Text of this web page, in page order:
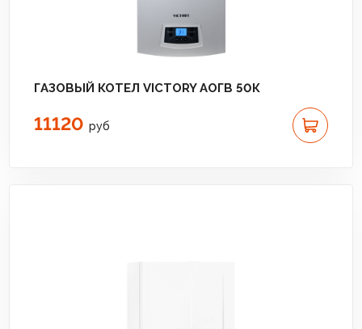
ГАЗОВЫЙ КОТЕЛ VICTORY АОГВ 50К
11120 руб